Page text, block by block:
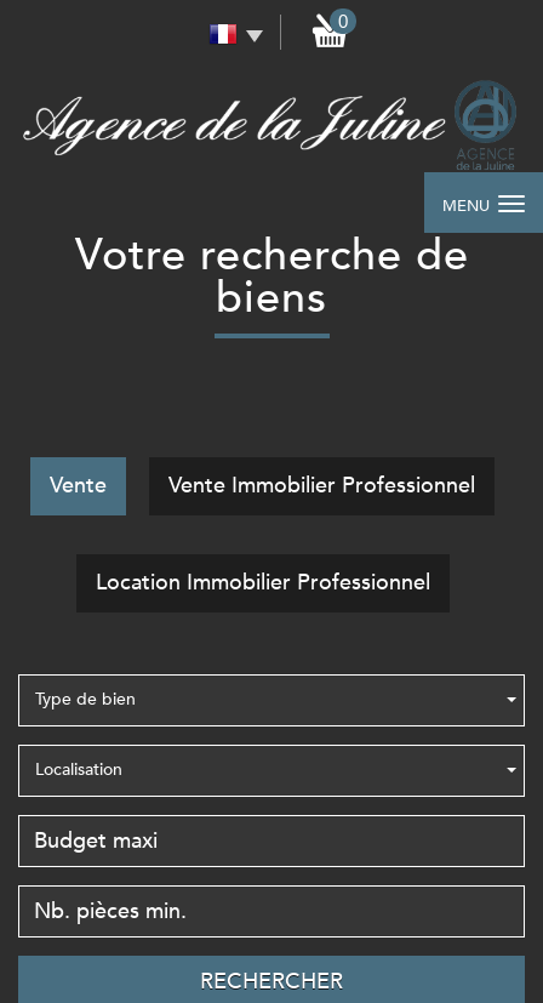
0
MENU
votre recherche de
biens
Vente Vente Immobilier Professionnel
Location Immobilier Professionnel
Type de bien
Localisation
RECHERCHER